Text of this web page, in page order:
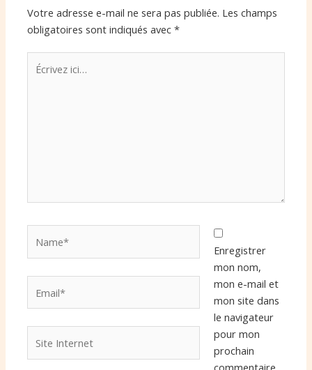
Votre adresse e-mail ne sera pas publiée. Les champs
obligatoires sont indiqués avec*
Écrivez
ici…
Internet
Enregistrer
mon nom,
mon e-mail et
mon site dans
le navigateur
pour mon
prochain